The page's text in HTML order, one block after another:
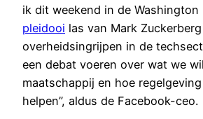
ik dit weekend in de Washington
pleidooi las van Mark
overheidsingrijpen in de
een debat voeren over wat we
maatschappij en hoe
helpen”, aldus de Facebook-ceo.